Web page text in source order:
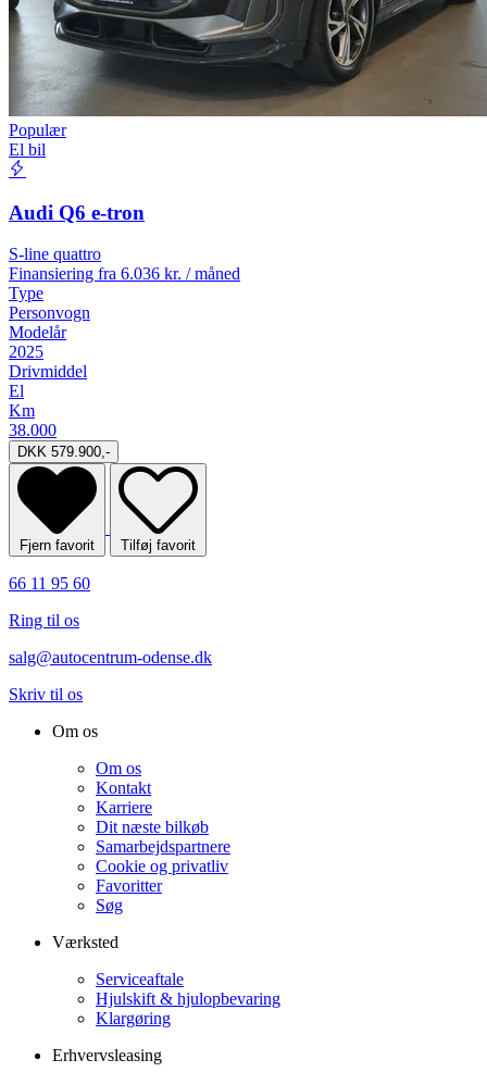
Populær
El bil
Audi Q6 e-tron
S-line quattro
Finansiering fra 6.036 kr. / måned
Type
Personvogn
Modelår
2025
Drivmiddel
El
Km
38.000
DKK 579.900,-
Fjern favorit Tilføj favorit
66 11 95 60
Ring til os
salg@autocentrum-odense.dk
Skriv til os
Om os
Om os
Kontakt
Karriere
Dit næste bilkøb
Samarbejdspartnere
Cookie og privatliv
Favoritter
Søg
Værksted
Serviceaftale
Hjulskift & hjulopbevaring
Klargøring
Erhvervsleasing